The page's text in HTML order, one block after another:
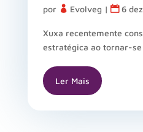
por Evolveg | 6
Xuxa recentemente
estratégica ao tornar-se
Ler Mais